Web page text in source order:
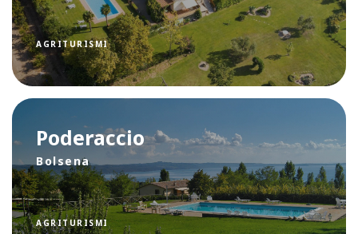
AGRITURISMI
Poderaccio
Bolsena
AGRITURISMI